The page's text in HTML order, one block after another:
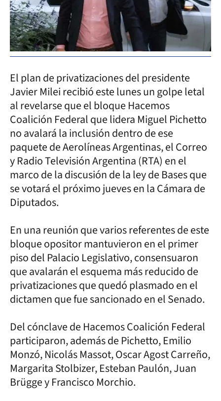
El plan de privatizaciones del presidente
Javier Milei recibió este lunes un golpe letal
al revelarse que el bloque Hacemos
Coalición Federal que lidera Miguel Pichetto
no avalará la inclusión dentro de ese
paquete de Aerolíneas Argentinas, el Correo
y Radio Televisión Argentina (RTA) en el
marco de la discusión de la ley de Bases que
se votará el próximo jueves en la Cámara de
Diputados.
En una reunión que varios referentes de este
bloque opositor mantuvieron en el primer
piso del Palacio Legislativo, consensuaron
que avalarán el esquema más reducido de
privatizaciones que quedó plasmado en el
dictamen que fue sancionado en el Senado.
Del cónclave de Hacemos Coalición Federal
participaron, además de Pichetto, Emilio
Monzó, Nicolás Massot, Oscar Agost Carreño,
Margarita Stolbizer, Esteban Paulón, Juan
Brügge y Francisco Morchio.